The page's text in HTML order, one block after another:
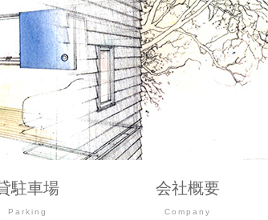
駐車場
Parking
会社概要
Company